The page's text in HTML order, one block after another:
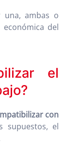
una, ambas o
del
el
con
supuestos, el